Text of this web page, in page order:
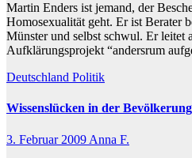
Martin Enders ist jemand, der
Homosexualität geht. Er ist Berater
Münster und selbst schwul. Er leitet
Aufklärungsprojekt “andersrum
Deutschland Politik
Wissenslücken in der Bevölkerung
3. Februar 2009 Anna F.